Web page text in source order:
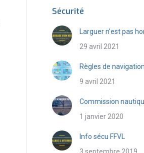
Sécurité
Larguer n’est pas
29 avril 2021
Règles de
9 avril 2021
Commission
1 janvier 2020
Info sécu FFVL